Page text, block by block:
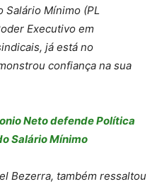
Salário Mínimo (PL
Executivo em
já está no
confiança na sua
Neto defende Política
Salário Mínimo
Bezerra, também ressaltou